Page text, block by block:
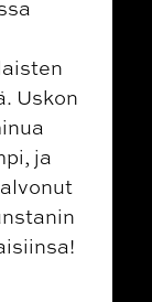
Uskon
ja